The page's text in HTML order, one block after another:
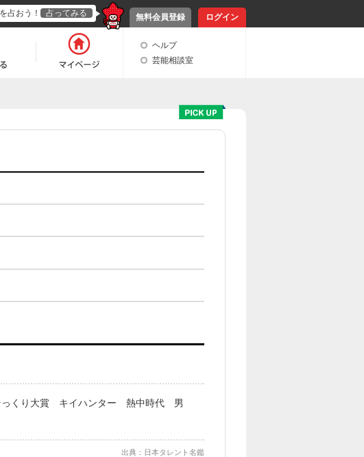
無料会員登録 ログイン
占おう！ 占ってみる
ヘルプ
芸能相談室
くり大賞 キイハンター 熱中時代 男
出典：日本タレント名鑑